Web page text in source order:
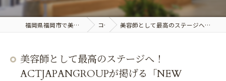
福岡県福岡市で美容室の求人ならACT JAPAN GROUP コラム 美容師として最高のステージへ！ ACTJAPANGROUPが掲げる「NEW STANDARD」とは？
美容師として最高のステージへ！
ACTJAPANGROUPが掲げる「NEW